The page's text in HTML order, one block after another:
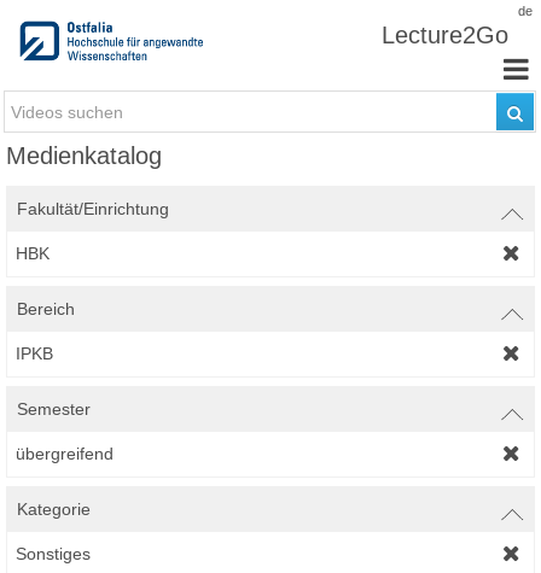
de
Lecture2Go
Medienkatalog
Fakultät/Einrichtung
HBK
Bereich
IPKB
Semester
übergreifend
Kategorie
Sonstiges